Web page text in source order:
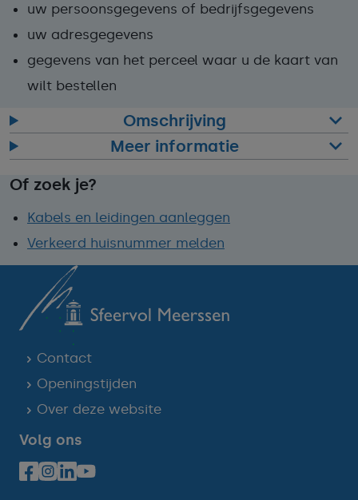
uw persoonsgegevens of bedrijfsgegevens
uw adresgegevens
gegevens van het perceel waar u de kaart van
wilt bestellen
Omschrijving
Meer informatie
Of zoek je?
Kabels en leidingen aanleggen
Verkeerd huisnummer melden
Contact
Openingstijden
Over deze website
Volg ons